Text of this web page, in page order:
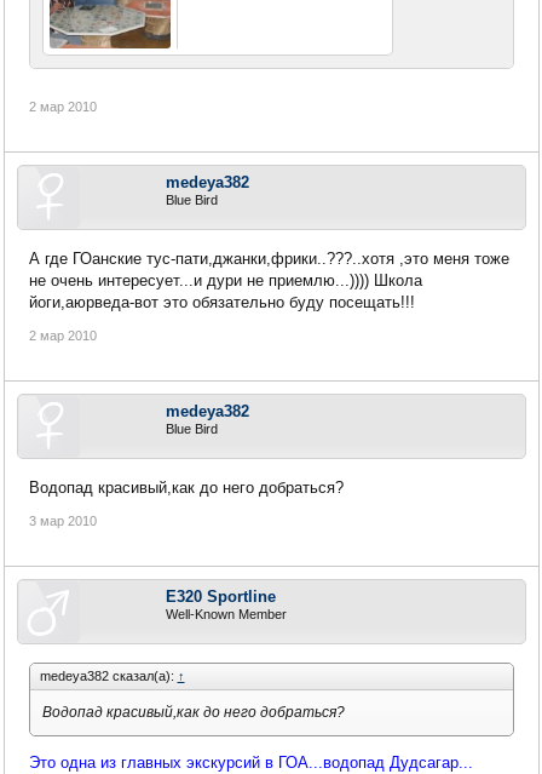
2 мар 2010
medeya382
Blue Bird
А где ГОанские тус-пати,джанки,фрики..???..хотя ,это меня тоже
не очень интересует...и дури не приемлю...)))) Школа
йоги,аюрведа-вот это обязательно буду посещать!!!
2 мар 2010
medeya382
Blue Bird
Водопад красивый,как до него добраться?
3 мар 2010
E320 Sportline
Well-Known Member
medeya382 сказал(а): ↑
Водопад красивый,как до него добраться?
Это одна из главных экскурсий в ГОА...водопад Дудсагар...